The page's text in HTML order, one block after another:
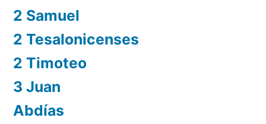
2 Samuel
2 Tesalonicenses
2 Timoteo
3 Juan
Abdías